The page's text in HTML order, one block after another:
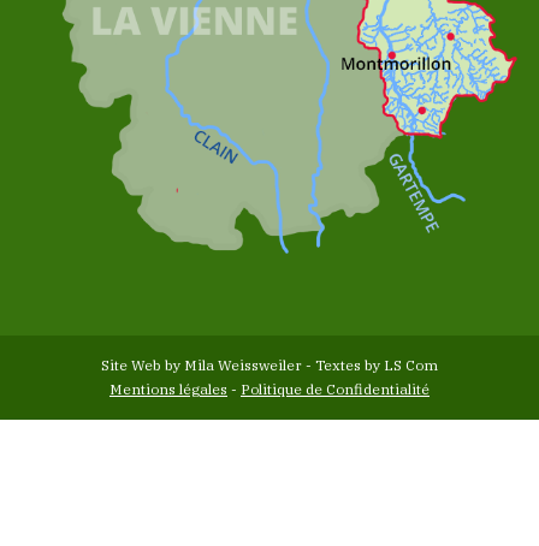
Site Web by Mila Weissweiler - Textes by LS Com
Mentions légales - Politique de Confidentialité